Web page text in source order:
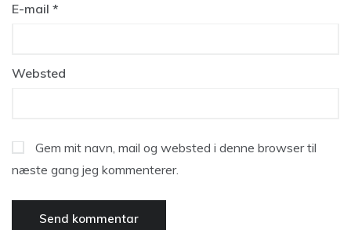
E-mail *
Websted
Gem mit navn, mail og websted i denne browser til
næste gang jeg kommenterer.